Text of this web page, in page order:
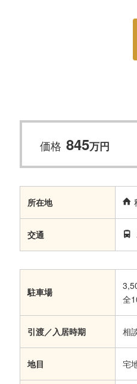
価格 845万円
所在地
交通
駐車場
全
引渡／入居時期 相
地目 宅